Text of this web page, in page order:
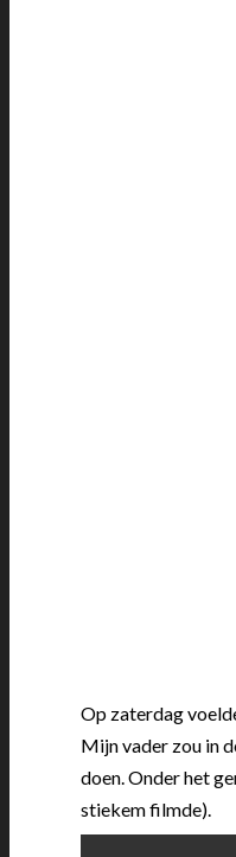
Op zaterdag
Mijn vader zou in
doen. Onder het
stiekem filmde).